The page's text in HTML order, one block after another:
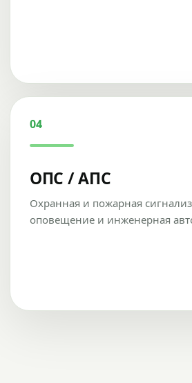
04
ОПС / АПС
Охранная и пожарная
оповещение и инженерная